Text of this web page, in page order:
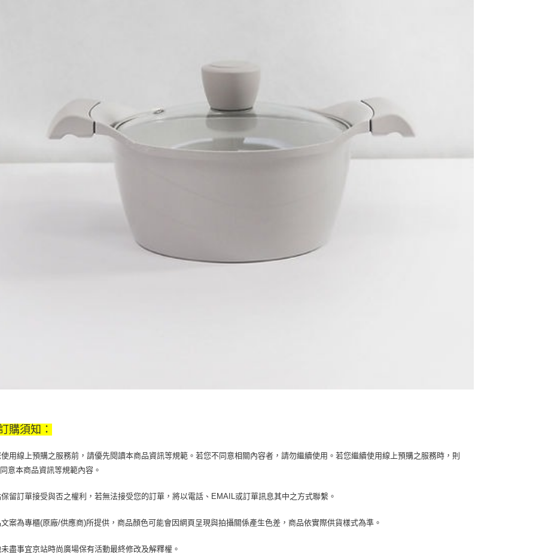
購須知：
用線上預購之服務前，請優先閱讀本商品資訊等規範。若您不同意相關內容者，請勿繼續使用。若您繼續使用線上預購之服務時，則
意本商品資訊等規範內容。
留訂單接受與否之權利，若無法接受您的訂單，將以電話、EMAIL或訂單訊息其中之方式聯繫。
案為專櫃(原廠/供應商)所提供，商品顏色可能會因網頁呈現與拍攝關係產生色差，商品依實際供貨樣式為準。
盡事宜京站時尚廣場保有活動最終修改及解釋權。